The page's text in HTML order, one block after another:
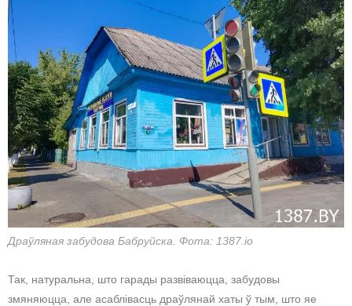
Драўляная забудова Бабруйска. Фота: 1387.io
Так, натуральна, што гарады развіваюцца, забудовы
змяняюцца, але асаблівасць драўлянай хаты ў тым, што яе